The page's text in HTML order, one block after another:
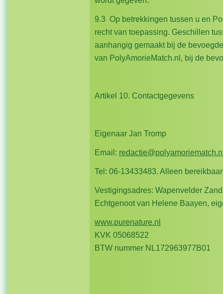
9.3 Op betrekkingen tussen u en
recht van toepassing. Geschillen
aanhangig gemaakt bij de
van PolyAmorieMatch.nl, bij de
Artikel 10. Contactgegevens
Eigenaar Jan Tromp
Email:
Tel: 06-13433483. Alleen
Vestigingsadres: Wapenvelder
Echtgenoot van Helene Baayen,
www.purenature.nl
KVK 05068522
BTW nummer NL172963977B01